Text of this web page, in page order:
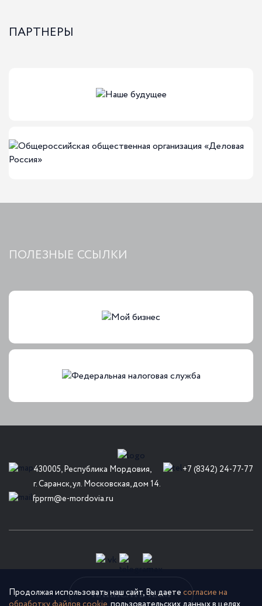
Продолжая использовать наш сайт, Вы даете согласие на
ПАРТНЕРЫ
ПОЛЕЗНЫЕ ССЫЛКИ
430005, Республика Мордовия,
г. Саранск, ул. Московская, дом 14.
+7 (8342) 24-77-77
fpprm@e-mordovia.ru
НАПИСАТЬ НАМ